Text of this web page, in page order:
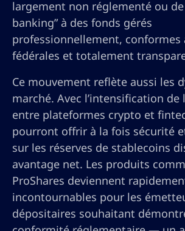
largement non réglementé ou de
banking” à des fonds gérés
professionnellement, conformes
fédérales et totalement
Ce mouvement reflète aussi les
marché. Avec l’intensification de
entre plateformes crypto et
pourront offrir à la fois sécurité
sur les réserves de stablecoins
avantage net. Les produits
ProShares deviennent
incontournables pour les
dépositaires souhaitant